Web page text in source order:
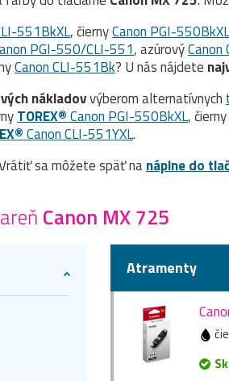
551BkXL, čiernyCanon PGI-550BkXL
PGI-550/CLI-551, azúrovýCanon
Canon CLI-551Bk? U nás nájdete
nákladovvýberom alternatívnych
TOREX®Canon PGI-550BkXL, čierny
Canon CLI-551YXL.
sa môžete späť nanáplne do
Canon MX 725
Atramenty